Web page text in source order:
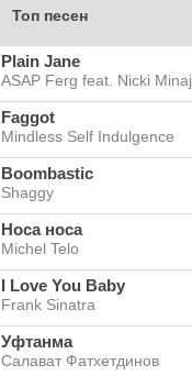
Топ песен
Plain Jane
ASAP Ferg feat. Nicki Minaj
Faggot
Mindless Self Indulgence
Boombastic
Shaggy
Носа носа
Michel Telo
I Love You Baby
Frank Sinatra
Уфтанма
Салават Фатхетдинов